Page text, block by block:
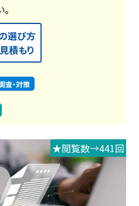
選び方
積もり
査・対策
★閲覧数→441回